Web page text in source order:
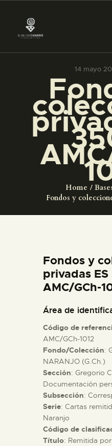
14 mayo
Home
Fondos y
PREPARAR
█
EL MUSEO
ESPAÑOL
█
EL MUSEO
Fondos y
privadas
AMC/GCh-
Área de
Código de
AMC/GCh-1012
Fondo/Colección:
NARANJO (G.Ch.)
Sección: Gregorio
Documentación
Subsección:
Serie: Cartas
Naranjo
Código de
Título: Remitida